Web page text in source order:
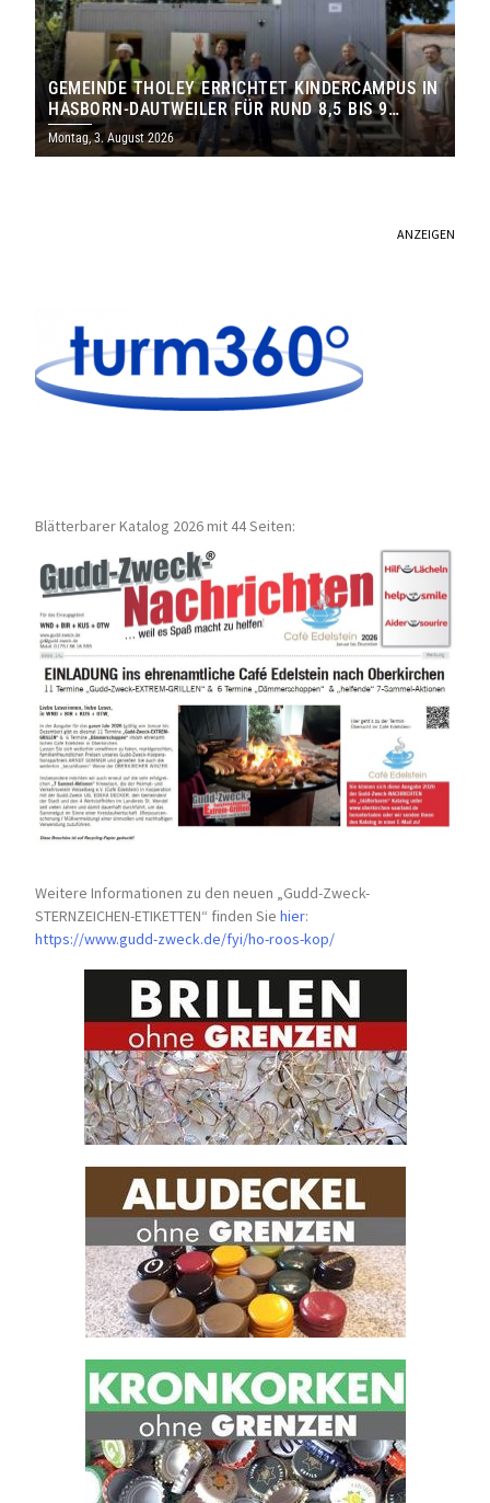
GEMEINDE THOLEY ERRICHTET KINDERCAMPUS IN
HASBORN-DAUTWEILER FÜR RUND 8,5 BIS 9
MILLIONEN EURO
Montag, 3. August 2026
ANZEIGEN
Blätterbarer Katalog 2026 mit 44 Seiten:
Weitere Informationen zu den neuen „Gudd-Zweck-
STERNZEICHEN-ETIKETTEN“ finden Siehier:
https://www.gudd-zweck.de/fyi/ho-roos-kop/